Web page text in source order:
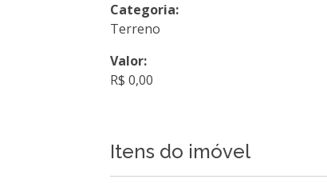
Categoria:
Terreno
Valor:
R$ 0,00
Itens do imóvel